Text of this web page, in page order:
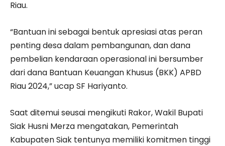
Riau.
“Bantuan ini sebagai bentuk apresiasi atas peran
penting desa dalam pembangunan, dan dana
pembelian kendaraan operasional ini bersumber
dari dana Bantuan Keuangan Khusus (BKK) APBD
Riau 2024,” ucap SF Hariyanto.
Saat ditemui seusai mengikuti Rakor, Wakil Bupati
Siak Husni Merza mengatakan, Pemerintah
Kabupaten Siak tentunya memiliki komitmen tinggi